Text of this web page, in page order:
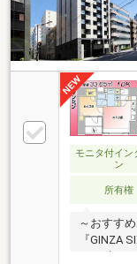
モニタ付イン
ン
所有権
～おすす
『GINZA